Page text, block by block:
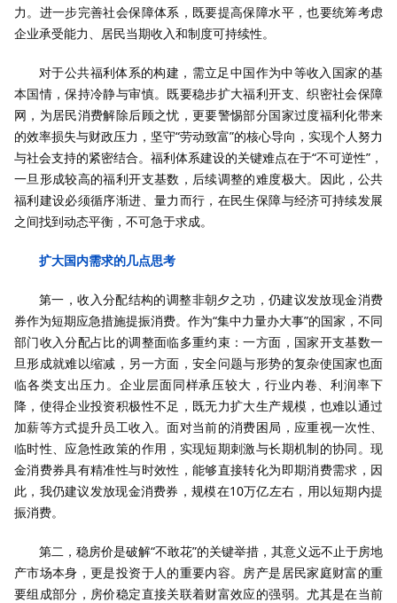
力。进一步完善社会保障体系，既要提高保障水平，也要统筹考虑
企业承受能力、居民当期收入和制度可持续性。
对于公共福利体系的构建，需立足中国作为中等收入国家的基
本国情，保持冷静与审慎。既要稳步扩大福利开支、织密社会保障
网，为居民消费解除后顾之忧，更要警惕部分国家过度福利化带来
的效率损失与财政压力，坚守“劳动致富”的核心导向，实现个人努力
与社会支持的紧密结合。福利体系建设的关键难点在于“不可逆性”，
一旦形成较高的福利开支基数，后续调整的难度极大。因此，公共
福利建设必须循序渐进、量力而行，在民生保障与经济可持续发展
之间找到动态平衡，不可急于求成。
扩大国内需求的几点思考
第一，收入分配结构的调整非朝夕之功，仍建议发放现金消费
券作为短期应急措施提振消费。作为“集中力量办大事”的国家，不同
部门收入分配占比的调整面临多重约束：一方面，国家开支基数一
旦形成就难以缩减，另一方面，安全问题与形势的复杂使国家也面
临各类支出压力。企业层面同样承压较大，行业内卷、利润率下
降，使得企业投资积极性不足，既无力扩大生产规模，也难以通过
加薪等方式提升员工收入。面对当前的消费困局，应重视一次性、
临时性、应急性政策的作用，实现短期刺激与长期机制的协同。现
金消费券具有精准性与时效性，能够直接转化为即期消费需求，因
此，我仍建议发放现金消费券，规模在10万亿左右，用以短期内提
振消费。
第二，稳房价是破解“不敢花”的关键举措，其意义远不止于房地
产市场本身，更是投资于人的重要内容。房产是居民家庭财富的重
要组成部分，房价稳定直接关联着财富效应的强弱。尤其是在当前